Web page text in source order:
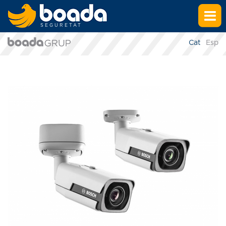
SEGURETAT
Cat Esp